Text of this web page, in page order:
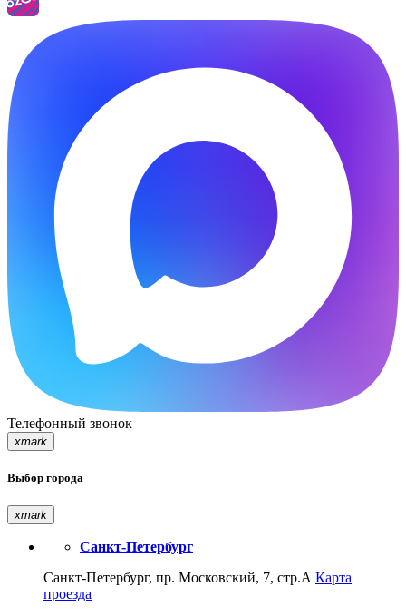
Телефонный звонок
xmark
Выбор города
xmark
Санкт-Петербург
Санкт-Петербург, пр. Московский, 7, стр.А Карта
проезда